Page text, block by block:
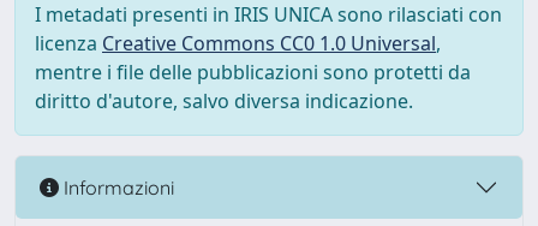
I metadati presenti in IRIS UNICA sono rilasciati con
licenza Creative Commons CC0 1.0 Universal,
mentre i file delle pubblicazioni sono protetti da
diritto d'autore, salvo diversa indicazione.
Informazioni